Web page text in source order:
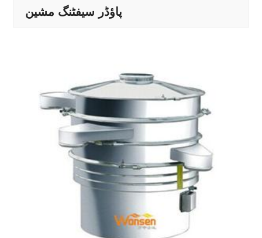
پاؤڈر سیفٹنگ مشین